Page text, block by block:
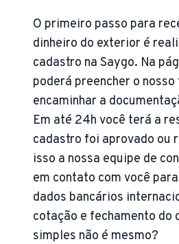
O primeiro passo para
dinheiro do exterior é
cadastro na Saygo. Na
poderá preencher o
encaminhar a
Em até 24h você terá a
cadastro foi aprovado ou
isso a nossa equipe de
em contato com você
dados bancários
cotação e fechamento do
simples não é mesmo?